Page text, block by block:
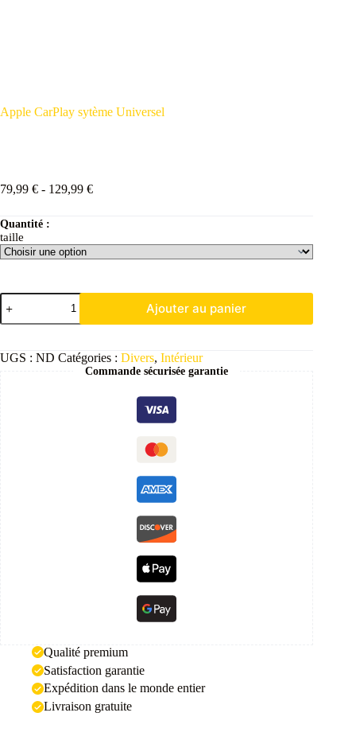
Apple CarPlay sytème Universel
79,99 € - 129,99 €
Quantité :
taille
Ajouter au panier
UGS : ND Catégories : Divers, Intérieur
Commande sécurisée garantie
Qualité premium
Satisfaction garantie
Expédition dans le monde entier
Livraison gratuite